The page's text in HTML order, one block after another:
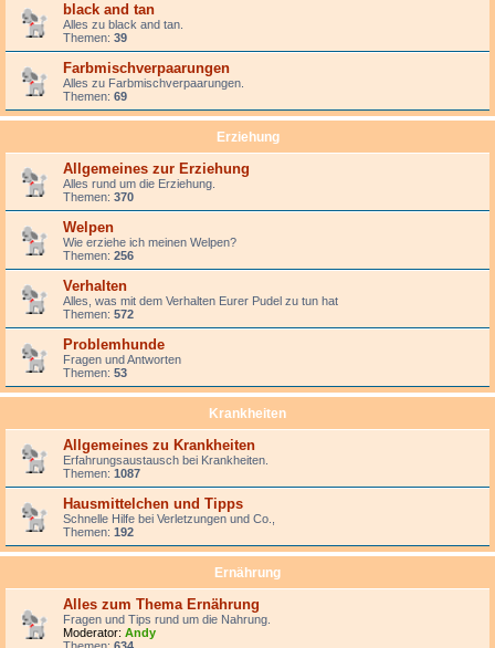
black and tan
Alles zu black and tan.
Themen: 39
Farbmischverpaarungen
Alles zu Farbmischverpaarungen.
Themen: 69
Erziehung
Allgemeines zur Erziehung
Alles rund um die Erziehung.
Themen: 370
Welpen
Wie erziehe ich meinen Welpen?
Themen: 256
Verhalten
Alles, was mit dem Verhalten Eurer Pudel zu tun hat
Themen: 572
Problemhunde
Fragen und Antworten
Themen: 53
Krankheiten
Allgemeines zu Krankheiten
Erfahrungsaustausch bei Krankheiten.
Themen: 1087
Hausmittelchen und Tipps
Schnelle Hilfe bei Verletzungen und Co.,
Themen: 192
Ernährung
Alles zum Thema Ernährung
Fragen und Tips rund um die Nahrung.
Moderator: Andy